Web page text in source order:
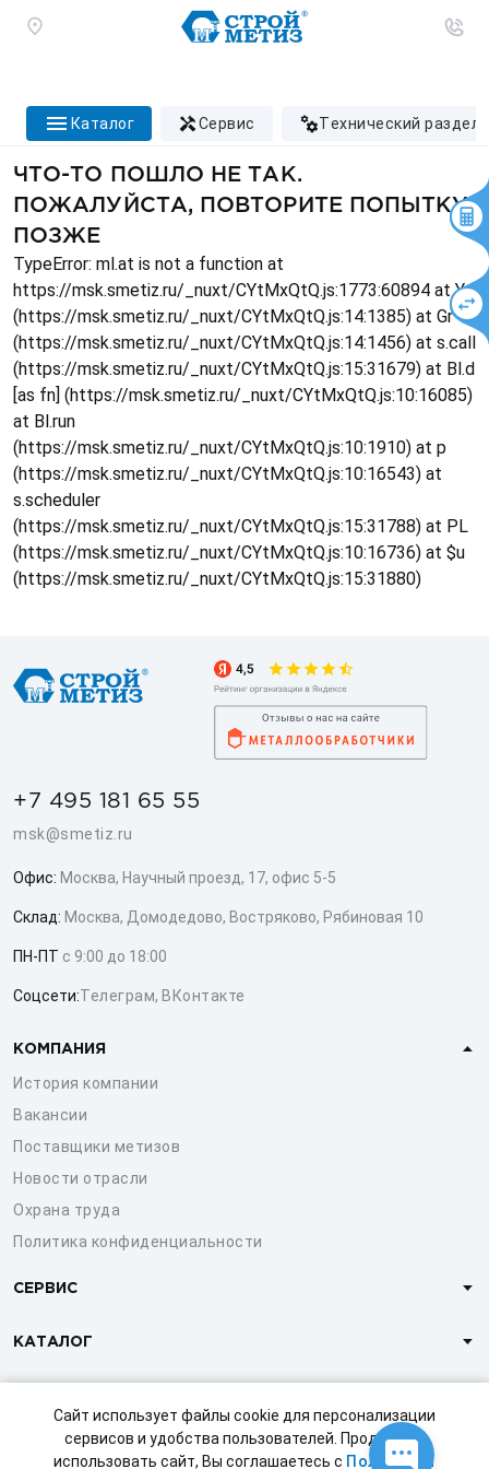
Сайт использует файлы cookie для персонализации
сервисов и удобства пользователей. Продолжая
использовать сайт, Вы соглашаетесь с Политикой
каталог сервис технический раздел
ЧТО-ТО ПОШЛО НЕ ТАК.
ПОЖАЛУЙСТА, ПОВТОРИТЕ ПОПЫТКУ
ПОЗЖЕ
TypeError: ml.at is not a function at
https://msk.smetiz.ru/_nuxt/CYtMxQtQ.js:1773:60894 at Ys
(https://msk.smetiz.ru/_nuxt/CYtMxQtQ.js:14:1385) at Gr
(https://msk.smetiz.ru/_nuxt/CYtMxQtQ.js:14:1456) at s.call
(https://msk.smetiz.ru/_nuxt/CYtMxQtQ.js:15:31679) at Bl.d
[as fn] (https://msk.smetiz.ru/_nuxt/CYtMxQtQ.js:10:16085)
at Bl.run
(https://msk.smetiz.ru/_nuxt/CYtMxQtQ.js:10:1910) at p
(https://msk.smetiz.ru/_nuxt/CYtMxQtQ.js:10:16543) at
s.scheduler
(https://msk.smetiz.ru/_nuxt/CYtMxQtQ.js:15:31788) at PL
(https://msk.smetiz.ru/_nuxt/CYtMxQtQ.js:10:16736) at $u
(https://msk.smetiz.ru/_nuxt/CYtMxQtQ.js:15:31880)
+7 495 181 65 55
msk@smetiz.ru
Офис: Москва, Научный проезд, 17, офис 5-5
Склад: Москва, Домодедово, Востряково, Рябиновая 10
ПН-ПТ с 9:00 до 18:00
Соцсети:Телеграм, ВКонтакте
КОМПАНИЯ
История компании
Вакансии
Поставщики метизов
Новости отрасли
Охрана труда
Политика конфиденциальности
СЕРВИС
КАТАЛОГ